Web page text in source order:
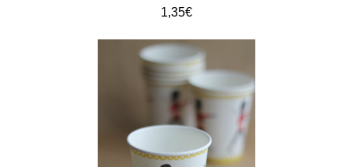
1,35€